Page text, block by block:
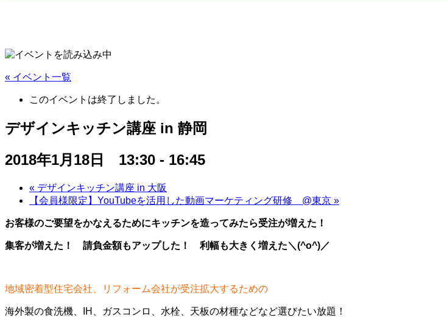
« イベント一覧
このイベントは終了しました。
デザインキッチン講座 in 静岡
2018年1月18日 13:30 - 16:45
« デザインキッチン講座 in 大阪
【会員様限定】YouTubeを活用した動画マーケティング研修 @東京 »
お客様のご要望をかなえるためにキッチンを造ってみたら受注が増えた！
集客が増えた！ 請負金額もアップした！ 利幅も大きく増えた＼ (^o^)／
地域密着型住宅会社、リフォーム会社が受注拡大するための
海外製の食洗機、IH、ガスコンロ、水栓、天板の材種などなど選びたい放題！